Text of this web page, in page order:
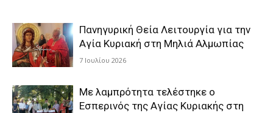
Πανηγυρική Θεία Λειτουργία για την
Αγία Κυριακή στη Μηλιά Αλμωπίας
7 Ιουλίου 2026
Με λαμπρότητα τελέστηκε ο
Εσπερινός της Αγίας Κυριακής στη